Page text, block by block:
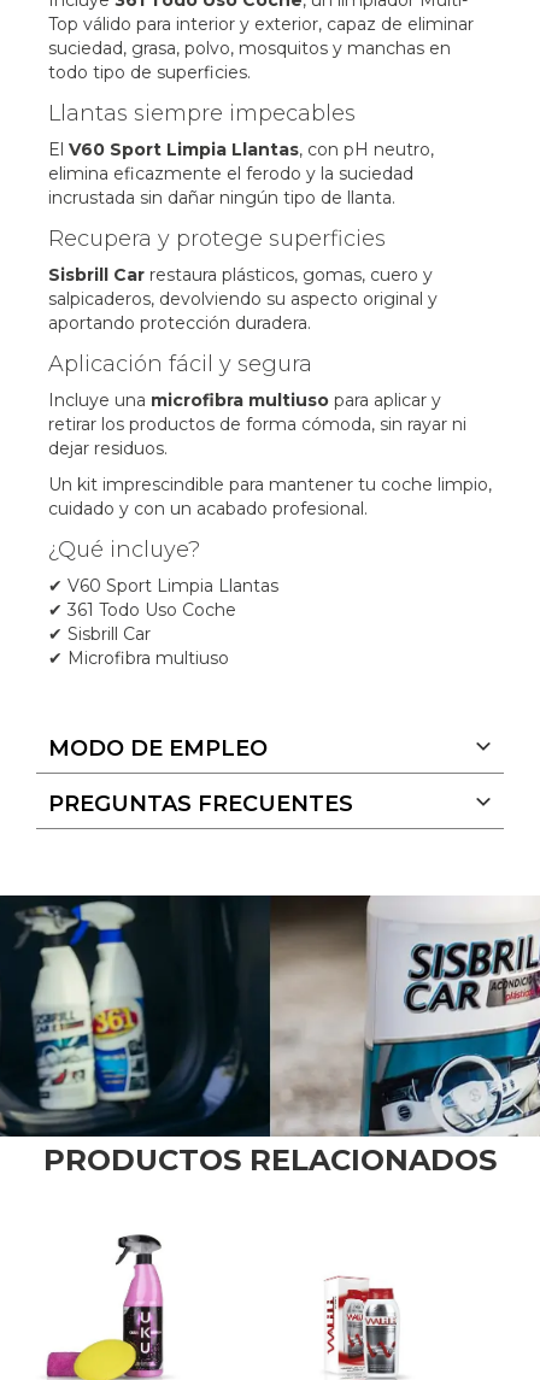
Top válido para interior y exterior, capaz de eliminar
suciedad, grasa, polvo, mosquitos y manchas en
todo tipo de superficies.
Llantas siempre impecables
El V60 Sport Limpia Llantas, con pH neutro,
elimina eficazmente el ferodo y la suciedad
incrustada sin dañar ningún tipo de llanta.
Recupera y protege superficies
Sisbrill Car restaura plásticos, gomas, cuero y
salpicaderos, devolviendo su aspecto original y
aportando protección duradera.
Aplicación fácil y segura
Incluye una microfibra multiuso para aplicar y
retirar los productos de forma cómoda, sin rayar ni
dejar residuos.
Un kit imprescindible para mantener tu coche limpio,
cuidado y con un acabado profesional.
¿Qué incluye?
✔ V60 Sport Limpia Llantas
✔ 361 Todo Uso Coche
✔ Sisbrill Car
✔ Microfibra multiuso
MODO DE EMPLEO
PREGUNTAS FRECUENTES
PRODUCTOS RELACIONADOS